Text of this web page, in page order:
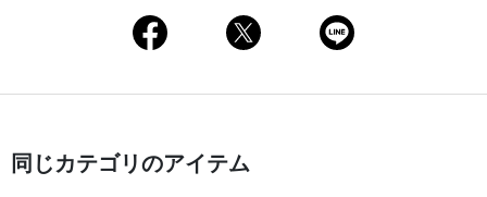
同じカテゴリのアイテム